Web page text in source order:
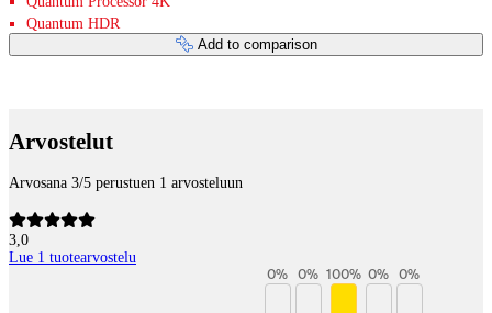
Quantum HDR
Add to comparison
Arvostelut
Arvosana 3/5 perustuen 1 arvosteluun
3,0
Lue 1 tuotearvostelu
0% 0% 100% 0% 0%